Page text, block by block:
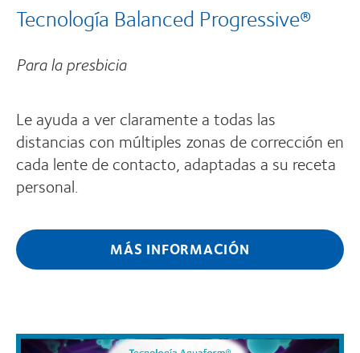
Tecnología Balanced Progressive®
Para la presbicia
Le ayuda a ver claramente a todas las
distancias con múltiples zonas de corrección en
cada lente de contacto, adaptadas a su receta
personal.
MÁS INFORMACIÓN